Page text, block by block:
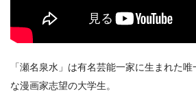
「瀬名泉水」は有名芸能一家に生まれた
な漫画家志望の大学生。